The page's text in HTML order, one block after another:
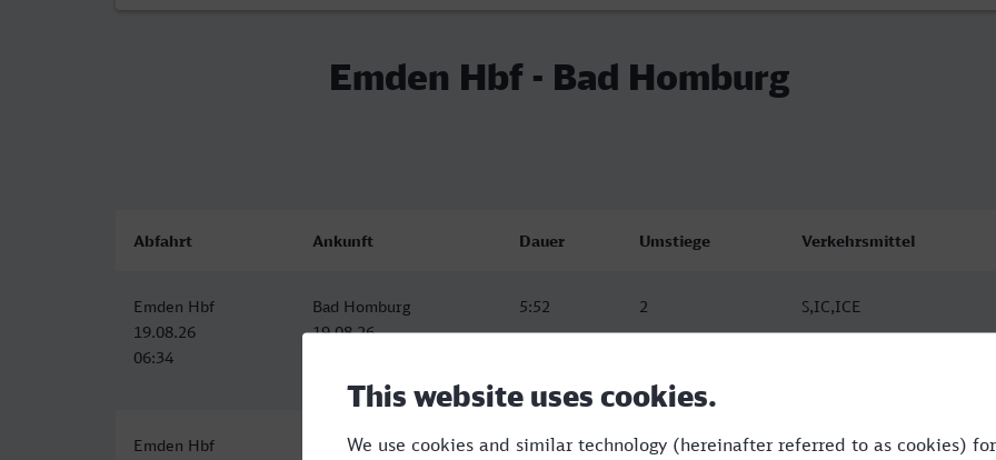
Emden Hbf - Bad Homburg
Abfahrt Ankunft Dauer Umstiege Verkehrsmittel
Emden Hbf
19.08.26
06:34
Bad Homburg
19.08.26
5:52 2 S,IC,ICE
Emden Hbf
Bad Homburg
7:41 5 RB,RE,ECE,HLB